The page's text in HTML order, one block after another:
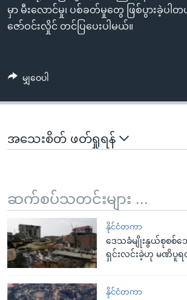
မှာ မီးလောင်မှု၊ ပစ်ခတ်မှုတွေ ဖြစ်ပွားခဲ့ပါ
ဇော်ဝင်းလှိုင် တင်ပြပေးပါမယ်။
မျှဝေပါ
အသေးစိတ် ဖတ်ရှုရန်
ဆက်စပ်သတင်းများ ...
နိုင်ငံတကာ
ဒေသခံမျိုးနွယ်စုစစ်သွ
ရှင်းလင်းခဲ့ဟု မဏိပူရ
နိုင်ငံတကာ